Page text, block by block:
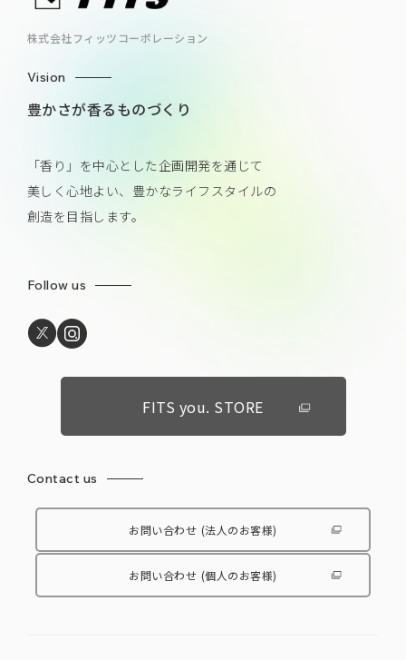
株式会社フィッツコーポレーション
Vision
豊かさが香るものづくり
「香り」を中心とした企画開発を通じて
美しく心地よい、豊かなライフスタイルの
創造を目指します。
Follow us
FITS you. STORE
Contact us
お問い合わせ (法人のお客様)
お問い合わせ (個人のお客様)